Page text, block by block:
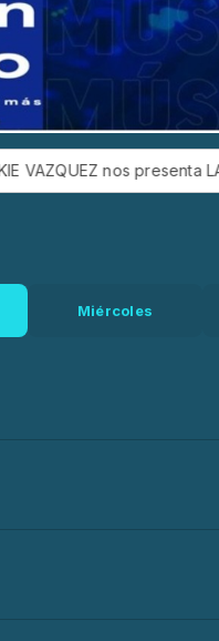
nos presenta LA MISMA
Miércoles